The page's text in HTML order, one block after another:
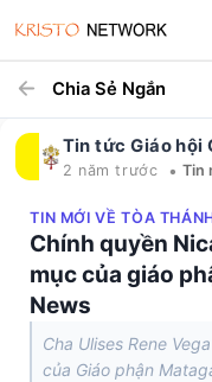
Chia Sẻ Ngắn
Tin tức Giáo hội
2 năm trước •
TIN MỚI VỀ TÒA
Chính quyền
mục của giáo
News
Cha Ulises Rene
của Giáo phận